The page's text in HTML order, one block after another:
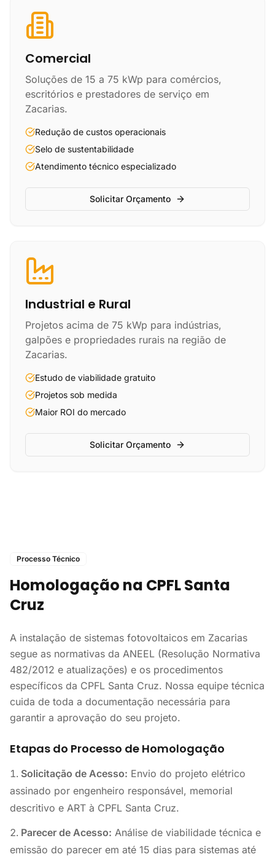
Comercial
Soluções de 15 a 75 kWp para comércios,
escritórios e prestadores de serviço em
Zacarias.
Redução de custos operacionais
Selo de sustentabilidade
Atendimento técnico especializado
Solicitar Orçamento
Industrial e Rural
Projetos acima de 75 kWp para indústrias,
galpões e propriedades rurais na região de
Zacarias.
Estudo de viabilidade gratuito
Projetos sob medida
Maior ROI do mercado
Solicitar Orçamento
Processo Técnico
Homologação na CPFL Santa
Cruz
A instalação de sistemas fotovoltaicos em Zacarias
segue as normativas da ANEEL (Resolução Normativa
482/2012 e atualizações) e os procedimentos
específicos da CPFL Santa Cruz. Nossa equipe técnica
cuida de toda a documentação necessária para
garantir a aprovação do seu projeto.
Etapas do Processo de Homologação
Solicitação de Acesso: Envio do projeto elétrico
assinado por engenheiro responsável, memorial
descritivo e ART à CPFL Santa Cruz.
Parecer de Acesso: Análise de viabilidade técnica e
emissão do parecer em até 15 dias para sistemas até